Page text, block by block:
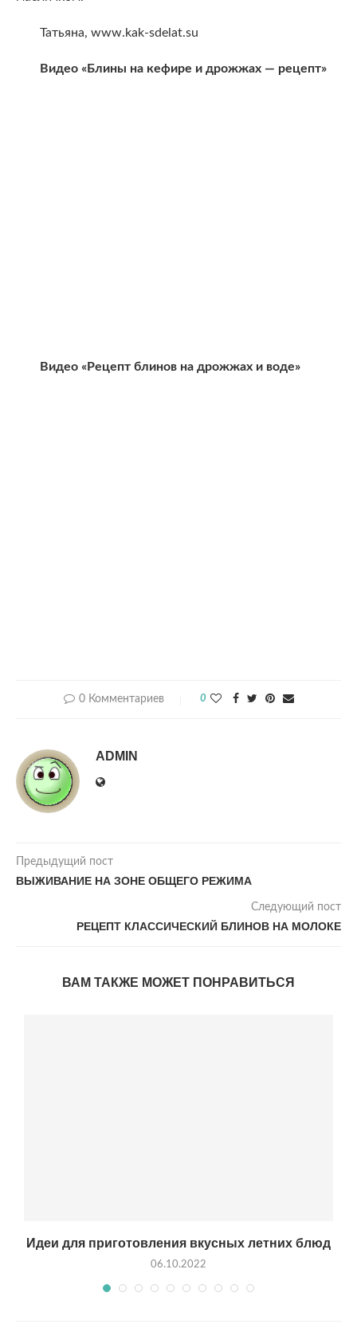
Татьяна, www.kak-sdelat.su
Видео «Блины на кефире и дрожжах — рецепт»
Видео «Рецепт блинов на дрожжах и воде»
0 Комментариев 0
ADMIN
Предыдущий пост
ВЫЖИВАНИЕ НА ЗОНЕ ОБЩЕГО РЕЖИМА
Следующий пост
РЕЦЕПТ КЛАССИЧЕСКИЙ БЛИНОВ НА МОЛОКЕ
ВАМ ТАКЖЕ МОЖЕТ ПОНРАВИТЬСЯ
Идеи для приготовления вкусных летних блюд
06.10.2022